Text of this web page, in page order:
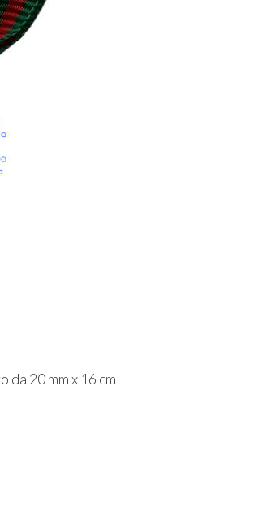
20 mm x 16 cm